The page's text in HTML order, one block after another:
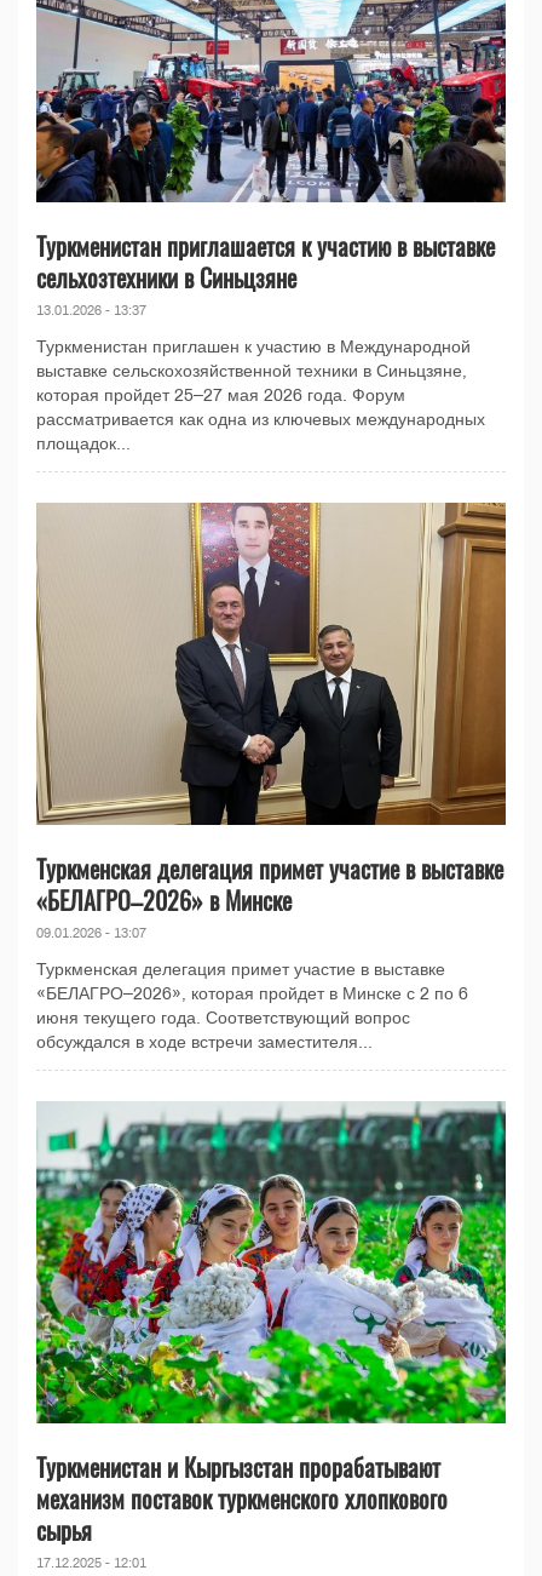
Туркменистан приглашается к участию в выставке
сельхозтехники в Синьцзяне
13.01.2026 - 13:37
Туркменистан приглашен к участию в Международной
выставке сельскохозяйственной техники в Синьцзяне,
которая пройдет 25–27 мая 2026 года. Форум
рассматривается как одна из ключевых международных
площадок...
Туркменская делегация примет участие в выставке
«БЕЛАГРО–2026» в Минске
09.01.2026 - 13:07
Туркменская делегация примет участие в выставке
«БЕЛАГРО–2026», которая пройдет в Минске с 2 по 6
июня текущего года. Соответствующий вопрос
обсуждался в ходе встречи заместителя...
Туркменистан и Кыргызстан прорабатывают
механизм поставок туркменского хлопкового
сырья
17.12.2025 - 12:01